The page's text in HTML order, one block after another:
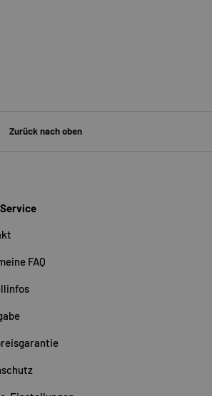
Zurück nach oben
FAQ